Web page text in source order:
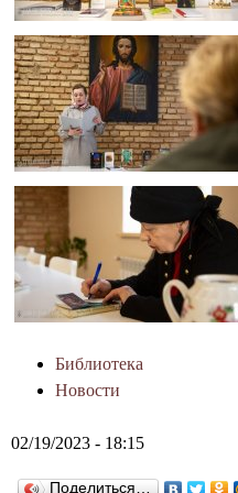
д
а
Г
р
о
д
н
о
Библиотека
Новости
02/19/2023 - 18:15
Поделиться…